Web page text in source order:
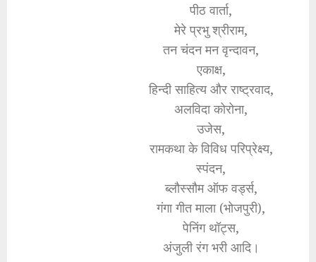
पीठ वार्ता,
मेरे प्रभु श्रीराम,
तन चंदन मन वृन्दावन,
एकाक्ष,
हिन्दी साहित्य और राष्ट्रवाद,
अलविदा कोरोना,
उजेस,
रामकथा के विविध परिप्रेक्ष्य,
स्पंदन,
ब्लौस्सौम ऑफ वर्ड्स,
गंगा गीत माला (भोजपुरी),
पेनिंग थॉट्स,
अंजुली रंग भरी आदि।